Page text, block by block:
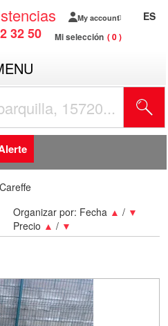
32 50
My account
Mi selección 0
ES
Organizar por: Fecha ▲ / ▼
Precio ▲ / ▼